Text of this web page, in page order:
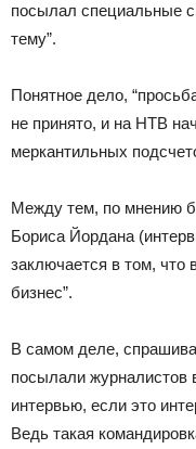
посылал специальные
тему”.
Понятное дело,
не принято, и на НТВ
меркантильных
Между тем, по мнению
Бориса Йордана
заключается в том, что
бизнес”.
В самом деле,
посылали журналистов
интервью, если это
Ведь такая